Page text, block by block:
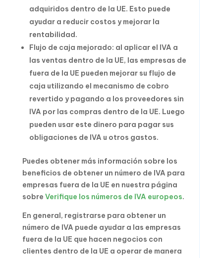
adquiridos dentro de la UE. Esto puede
ayudar a reducir costos y mejorar la
rentabilidad.
Flujo de caja mejorado: al aplicar el IVA a
las ventas dentro de la UE, las empresas de
fuera de la UE pueden mejorar su flujo de
caja utilizando el mecanismo de cobro
revertido y pagando a los proveedores sin
IVA por las compras dentro de la UE. Luego
pueden usar este dinero para pagar sus
obligaciones de IVA u otros gastos.
Puedes obtener más información sobre los
beneficios de obtener un número de IVA para
empresas fuera de la UE en nuestra página
sobre Verifique los números de IVA europeos.
En general, registrarse para obtener un
número de IVA puede ayudar a las empresas
fuera de la UE que hacen negocios con
clientes dentro de la UE a operar de manera